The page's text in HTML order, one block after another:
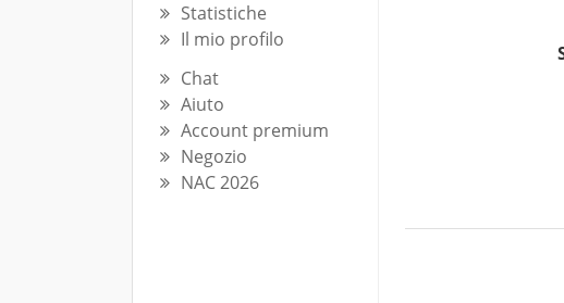
Statistiche
Il mio profilo
Chat
Aiuto
Account premium
Negozio
NAC 2026